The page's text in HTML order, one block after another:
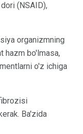
(NSAID),
organizmning
hazm bo'lmasa,
o'z ichiga
Ba'zida